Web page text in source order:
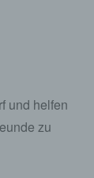
und helfen
zu